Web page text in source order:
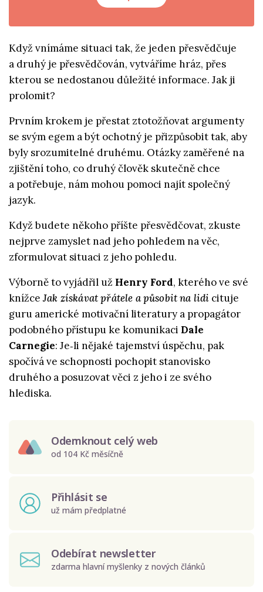
Když vnímáme situaci tak, že jeden přesvědčuje
a druhý je přesvědčován, vytváříme hráz, přes
kterou se nedostanou důležité informace. Jak ji
prolomit?
Prvním krokem je přestat ztotožňovat argumenty
se svým egem a být ochotný je přizpůsobit tak, aby
byly srozumitelné druhému. Otázky zaměřené na
zjištění toho, co druhý člověk skutečně chce
a potřebuje, nám mohou pomoci najít společný
jazyk.
Když budete někoho příšte přesvědčovat, zkuste
nejprve zamyslet nad jeho pohledem na věc,
zformulovat situaci z jeho pohledu.
Výborně to vyjádřil už Henry Ford, kterého ve své
knížceJak získávat přátele a působit na lidi cituje
guru americké motivační literatury a propagátor
podobného přístupu ke komunikaci Dale
Carnegie: Je‑li nějaké tajemství úspěchu, pak
spočívá ve schopnosti pochopit stanovisko
druhého a posuzovat věci z jeho i ze svého
hlediska.
Odemknout celý web
od 104 Kč měsíčně
Přihlásit se
už mám předplatné
Odebírat newsletter
zdarma hlavní myšlenky z nových článků